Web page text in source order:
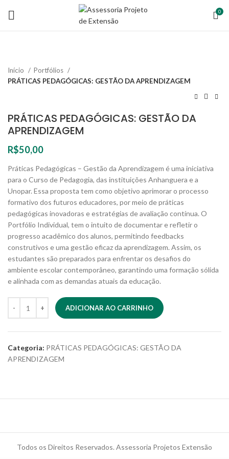
0
Início
Portfólios
PRÁTICAS PEDAGÓGICAS: GESTÃO DA APRENDIZAGEM
PRÁTICAS PEDAGÓGICAS: GESTÃO DA
APRENDIZAGEM
R$50,00
Práticas Pedagógicas – Gestão da Aprendizagem é uma iniciativa
para o Curso de Pedagogia, das instituições Anhanguera e a
Unopar. Essa proposta tem como objetivo aprimorar o processo
formativo dos futuros educadores, por meio de práticas
pedagógicas inovadoras e estratégias de avaliação contínua. O
Portfólio Individual, tem o intuito de documentar e refletir o
progresso acadêmico dos alunos, permitindo feedbacks
construtivos e uma gestão eficaz da aprendizagem. Assim, os
estudantes são preparados para enfrentar os desafios do
ambiente escolar contemporâneo, garantindo uma formação sólida
e alinhada com as demandas atuais da educação.
ADICIONAR AO CARRINHO
Categoria: PRÁTICAS PEDAGÓGICAS: GESTÃO DA
APRENDIZAGEM
Todos os Direitos Reservados. Assessoria Projetos Extensão